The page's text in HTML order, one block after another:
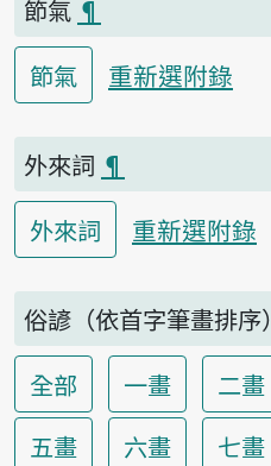
節氣 ¶
節氣
重新選附錄
外來詞 ¶
外來詞
重新選附錄
俗諺（依首字筆畫排序）
全部
一畫 二畫
五畫
六畫 七畫